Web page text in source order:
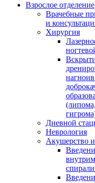
Взрослое отделение
Врачебные
и
Хирургия
Дневной
Неврология
Акушерство